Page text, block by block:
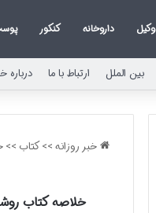
وکیل داروخانه کنکور
بین الملل ارتباط با ما درباره
خبر روزانه>> کتاب >>
خلاصه کتاب